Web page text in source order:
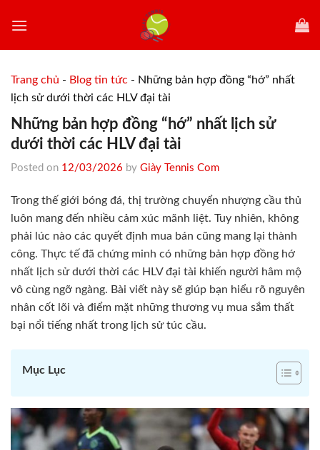
Trang chủ - Blog tin tức - Những bản hợp đồng “hớ” nhất
lịch sử dưới thời các HLV đại tài
Những bản hợp đồng “hớ” nhất lịch sử
dưới thời các HLV đại tài
Posted on 12/03/2026 by Giày Tennis Com
Trong thế giới bóng đá, thị trường chuyển nhượng cầu thủ
luôn mang đến nhiều cảm xúc mãnh liệt. Tuy nhiên, không
phải lúc nào các quyết định mua bán cũng mang lại thành
công. Thực tế đã chứng minh có những bản hợp đồng hớ
nhất lịch sử dưới thời các HLV đại tài khiến người hâm mộ
vô cùng ngỡ ngàng. Bài viết này sẽ giúp bạn hiểu rõ nguyên
nhân cốt lõi và điểm mặt những thương vụ mua sắm thất
bại nổi tiếng nhất trong lịch sử túc cầu.
Mục Lục